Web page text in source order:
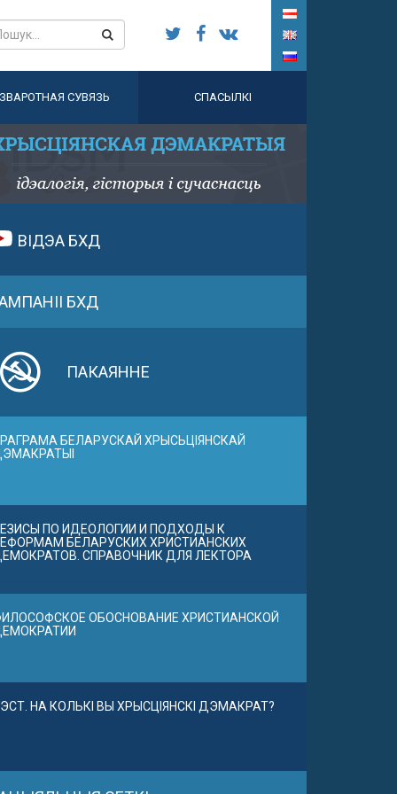
ЗВАРОТНАЯ СУВЯЗЬ СПАСЫЛКІ
ВІДЭА БХД
БХД
ПАКАЯННЕ
БЕЛАРУСКАЙ ХРЫСЬЦІЯНСКАЙ
ПО ИДЕОЛОГИИ И ПОДХОДЫ К
БЕЛАРУСКИХ ХРИСТИАНСКИХ
СПРАВОЧНИК ДЛЯ ЛЕКТОРА
ОБОСНОВАНИЕ ХРИСТИАНСКОЙ
НА КОЛЬКІ ВЫ ХРЫСЦІЯНСКІ ДЭМАКРАТ?